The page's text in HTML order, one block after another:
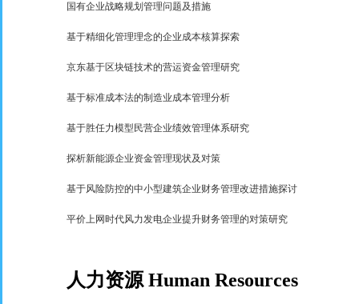
国有企业战略规划管理问题及措施
基于精细化管理理念的企业成本核算探索
京东基于区块链技术的营运资金管理研究
基于标准成本法的制造业成本管理分析
基于胜任力模型民营企业绩效管理体系研究
探析新能源企业资金管理现状及对策
基于风险防控的中小型建筑企业财务管理改进措施探讨
平价上网时代风力发电企业提升财务管理的对策研究
人力资源 Human Resources